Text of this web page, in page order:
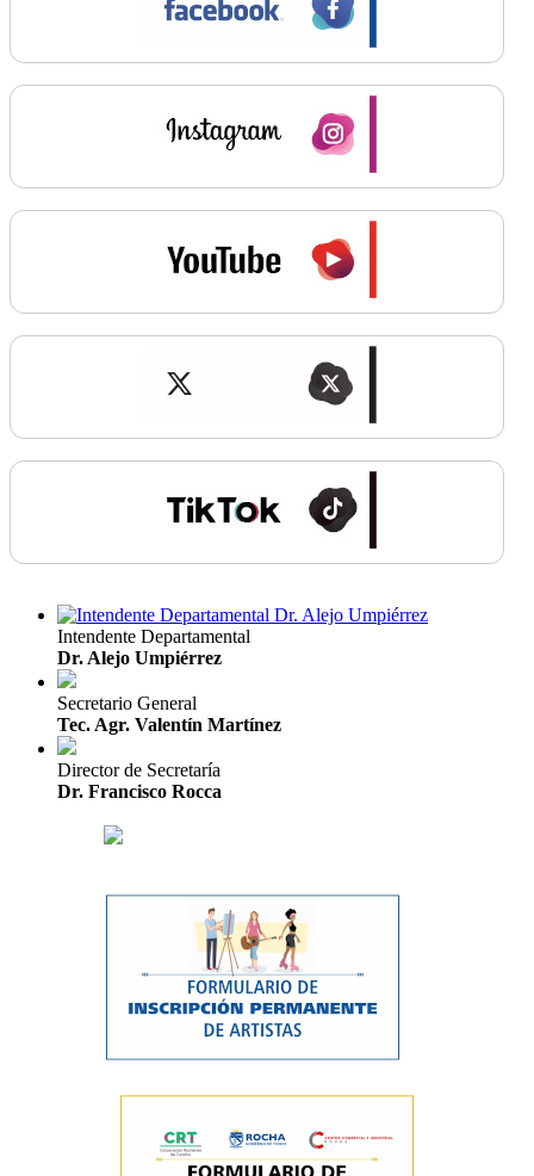
Intendente Departamental
Dr. Alejo Umpiérrez
Secretario General
Tec. Agr. Valentín Martínez
Director de Secretaría
Dr. Francisco Rocca